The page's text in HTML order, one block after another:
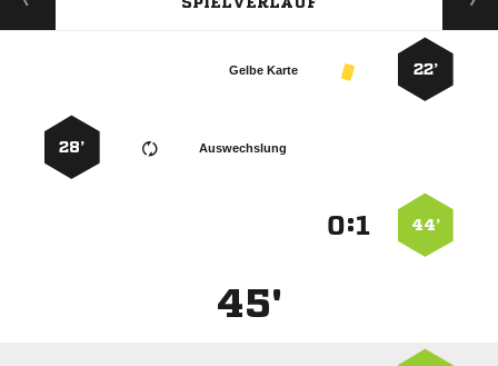
22’
Gelbe Karte
Auswechslung
28’
44’
:
45'